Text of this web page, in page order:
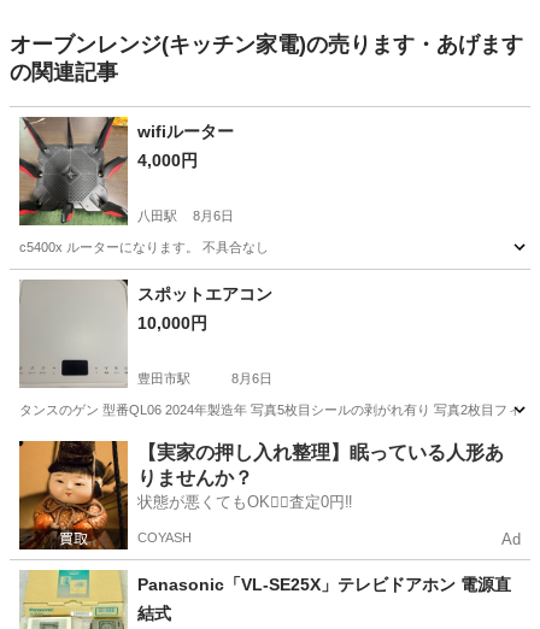
オーブンレンジ(キッチン家電)の売ります・あげます
の関連記事
wifiルーター
4,000円
八田駅 8月6日
c5400x ルーターになります。 不具合なし
愛知 名古屋市 八田駅
スポットエアコン
10,000円
豊田市駅 8月6日
タンスのゲン 型番QL06 2024年製造年 写真5枚目シールの剥がれ有り 写真2枚目フィ
愛知 豊田市 豊田市駅 季節、空調家電
【実家の押し入れ整理】眠っている人形あ
りませんか？
状態が悪くてもOK🙆‍♀️査定0円‼️
COYASH Ad
Panasonic「VL-SE25X」テレビドアホン 電源直
結式